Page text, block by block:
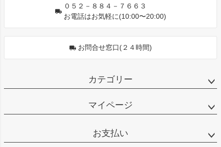
０５２－８８４－７６６３
お電話はお気軽に(10:00〜20:00)
お問合せ窓口(２４時間)
カテゴリー
マイページ
お支払い